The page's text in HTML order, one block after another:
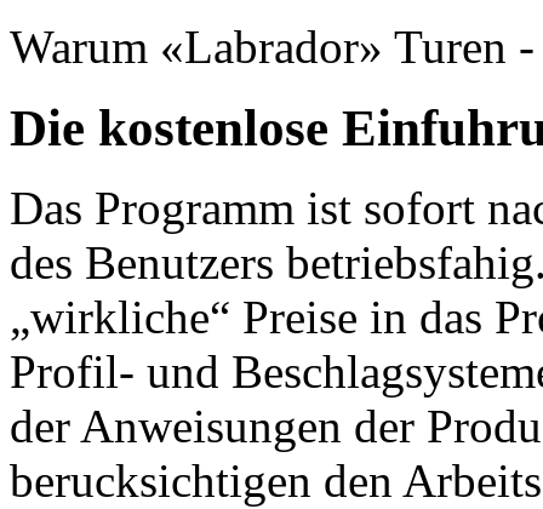
Warum «Labrador» Turen
Die kostenlose
Das Programm ist sofort
des Benutzers
„wirkliche“ Preise in das
Profil- und
der Anweisungen der
berucksichtigen den